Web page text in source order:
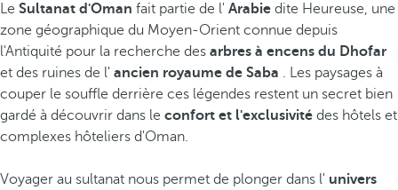
Le Sultanat d'Oman fait partie de l' Arabie dite Heureuse, une
zone géographique du Moyen-Orient connue depuis
l'Antiquité pour la recherche des arbres à encens du Dhofar
et des ruines de l' ancien royaume de Saba . Les paysages à
couper le souffle derrière ces légendes restent un secret bien
gardé à découvrir dans le confort et l'exclusivité des hôtels et
complexes hôteliers d'Oman.
Voyager au sultanat nous permet de plonger dans l' univers